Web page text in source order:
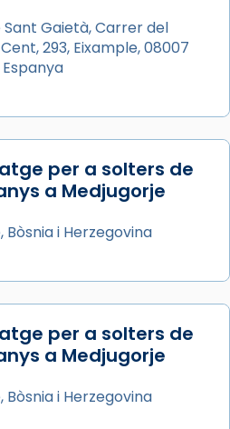
juliol, ha tingut lloc la
en agraïment al
de la visita apostòlica
el cardenal Joan
la missa i l’ha
auxiliar de Barcelona,
Barcelona
Juliana i
Sant Gaietà, Carrer del
293, Eixample, 08007
per a solters de
a Medjugorje
Bòsnia i Herzegovina
per a solters de
a Medjugorje
Bòsnia i Herzegovina